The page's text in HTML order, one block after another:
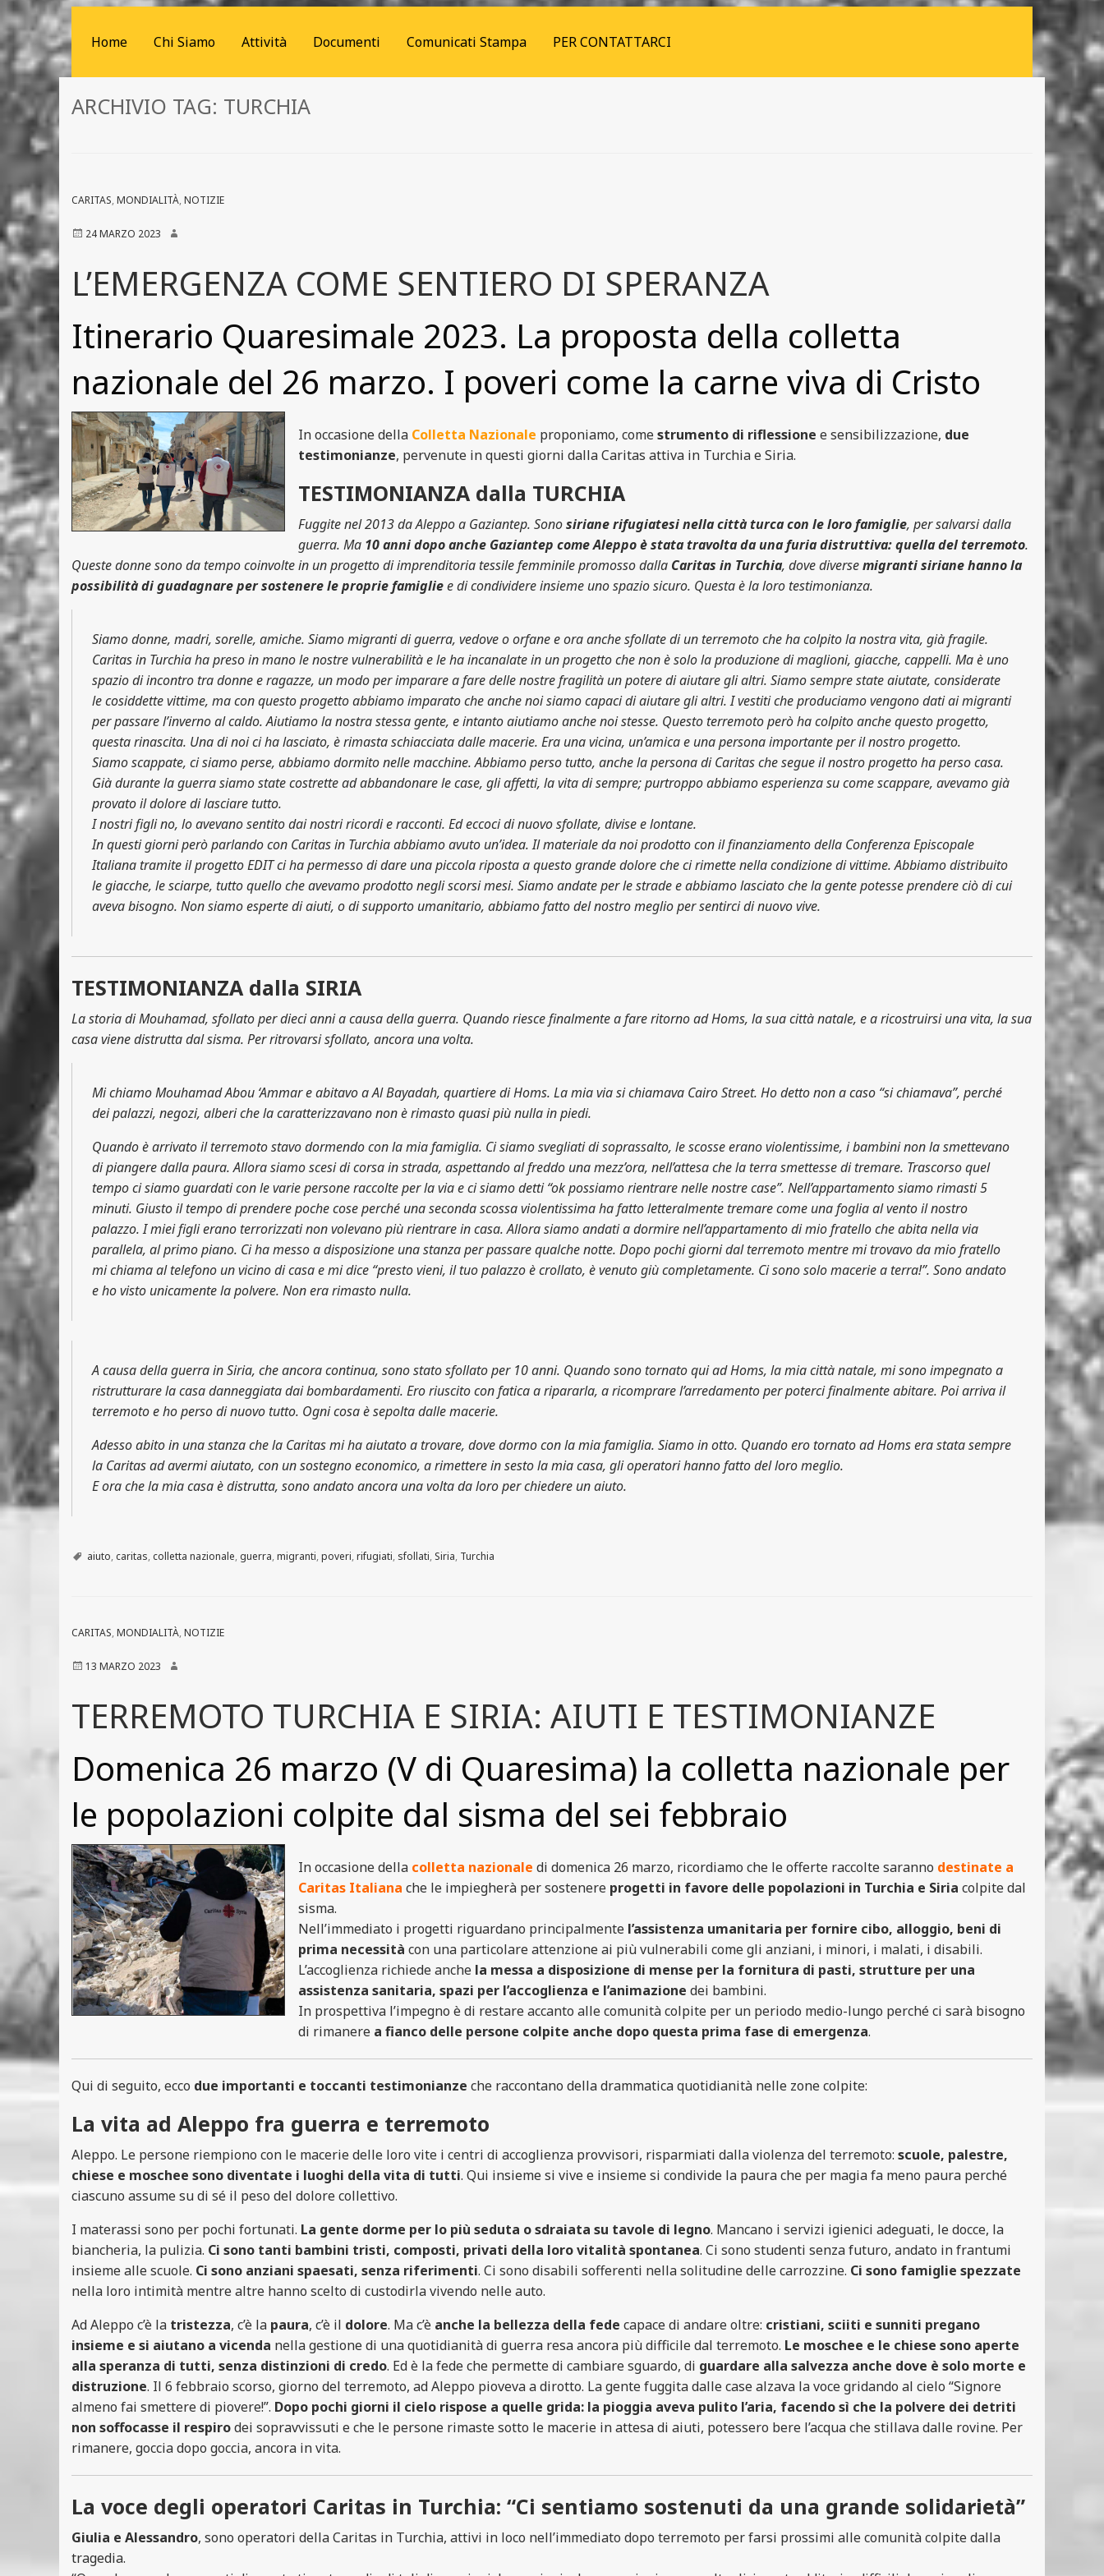
Home Chi Siamo Attività Documenti Comunicati Stampa PER CONTATTARCI
ARCHIVIO TAG: TURCHIA
CARITAS,MONDIALITÀ,NOTIZIE
24 MARZO 2023
L’EMERGENZA COME SENTIERO DI SPERANZA
Itinerario Quaresimale 2023. La proposta della colletta
nazionale del 26 marzo. I poveri come la carne viva di Cristo
In occasione della Colletta Nazionale proponiamo, comestrumento di riflessione e sensibilizzazione, due
testimonianze, pervenute in questi giorni dalla Caritas attiva in Turchia e Siria.
TESTIMONIANZA dalla TURCHIA
Fuggite nel 2013 da Aleppo a Gaziantep. Sonosiriane rifugiatesi nella città turca con le loro famiglie, per salvarsi dalla
guerra. Ma 10 anni dopo anche Gaziantep come Aleppo è stata travolta da una furia distruttiva: quella del terremoto.
Queste donne sono da tempo coinvolte in un progetto di imprenditoria tessile femminile promosso dalla Caritas in Turchia, dove diversemigranti siriane hanno la
possibilità di guadagnare per sostenere le proprie famigliee di condividere insieme uno spazio sicuro. Questa è la loro testimonianza.
Siamo donne, madri, sorelle, amiche. Siamo migranti di guerra, vedove o orfane e ora anche sfollate di un terremoto che ha colpito la nostra vita, già fragile.
Caritas in Turchia ha preso in mano le nostre vulnerabilità e le ha incanalate in un progetto che non è solo la produzione di maglioni, giacche, cappelli. Ma è uno
spazio di incontro tra donne e ragazze, un modo per imparare a fare delle nostre fragilità un potere di aiutare gli altri. Siamo sempre state aiutate, considerate
le cosiddette vittime, ma con questo progetto abbiamo imparato che anche noi siamo capaci di aiutare gli altri. I vestiti che produciamo vengono dati ai migranti
per passare l’inverno al caldo. Aiutiamo la nostra stessa gente, e intanto aiutiamo anche noi stesse. Questo terremoto però ha colpito anche questo progetto,
questa rinascita. Una di noi ci ha lasciato, è rimasta schiacciata dalle macerie. Era una vicina, un’amica e una persona importante per il nostro progetto.
Siamo scappate, ci siamo perse, abbiamo dormito nelle macchine. Abbiamo perso tutto, anche la persona di Caritas che segue il nostro progetto ha perso casa.
Già durante la guerra siamo state costrette ad abbandonare le case, gli affetti, la vita di sempre; purtroppo abbiamo esperienza su come scappare, avevamo già
provato il dolore di lasciare tutto.
I nostri figli no, lo avevano sentito dai nostri ricordi e racconti. Ed eccoci di nuovo sfollate, divise e lontane.
In questi giorni però parlando con Caritas in Turchia abbiamo avuto un’idea. Il materiale da noi prodotto con il finanziamento della Conferenza Episcopale
Italiana tramite il progetto EDIT ci ha permesso di dare una piccola riposta a questo grande dolore che ci rimette nella condizione di vittime. Abbiamo distribuito
le giacche, le sciarpe, tutto quello che avevamo prodotto negli scorsi mesi. Siamo andate per le strade e abbiamo lasciato che la gente potesse prendere ciò di cui
aveva bisogno. Non siamo esperte di aiuti, o di supporto umanitario, abbiamo fatto del nostro meglio per sentirci di nuovo vive.
TESTIMONIANZA dalla SIRIA
La storia di Mouhamad, sfollato per dieci anni a causa della guerra. Quando riesce finalmente a fare ritorno ad Homs, la sua città natale, e a ricostruirsi una vita, la sua
casa viene distrutta dal sisma. Per ritrovarsi sfollato, ancora una volta.
Mi chiamo Mouhamad Abou ‘Ammar e abitavo a Al Bayadah, quartiere di Homs. La mia via si chiamava Cairo Street. Ho detto non a caso “si chiamava”, perché
dei palazzi, negozi, alberi che la caratterizzavano non è rimasto quasi più nulla in piedi.
Quando è arrivato il terremoto stavo dormendo con la mia famiglia. Ci siamo svegliati di soprassalto, le scosse erano violentissime, i bambini non la smettevano
di piangere dalla paura. Allora siamo scesi di corsa in strada, aspettando al freddo una mezz’ora, nell’attesa che la terra smettesse di tremare. Trascorso quel
tempo ci siamo guardati con le varie persone raccolte per la via e ci siamo detti “ok possiamo rientrare nelle nostre case”. Nell’appartamento siamo rimasti 5
minuti. Giusto il tempo di prendere poche cose perché una seconda scossa violentissima ha fatto letteralmente tremare come una foglia al vento il nostro
palazzo. I miei figli erano terrorizzati non volevano più rientrare in casa. Allora siamo andati a dormire nell’appartamento di mio fratello che abita nella via
parallela, al primo piano. Ci ha messo a disposizione una stanza per passare qualche notte. Dopo pochi giorni dal terremoto mentre mi trovavo da mio fratello
mi chiama al telefono un vicino di casa e mi dice “presto vieni, il tuo palazzo è crollato, è venuto giù completamente. Ci sono solo macerie a terra!”. Sono andato
e ho visto unicamente la polvere. Non era rimasto nulla.
A causa della guerra in Siria, che ancora continua, sono stato sfollato per 10 anni. Quando sono tornato qui ad Homs, la mia città natale, mi sono impegnato a
ristrutturare la casa danneggiata dai bombardamenti. Ero riuscito con fatica a ripararla, a ricomprare l’arredamento per poterci finalmente abitare. Poi arriva il
terremoto e ho perso di nuovo tutto. Ogni cosa è sepolta dalle macerie.
Adesso abito in una stanza che la Caritas mi ha aiutato a trovare, dove dormo con la mia famiglia. Siamo in otto. Quando ero tornato ad Homs era stata sempre
la Caritas ad avermi aiutato, con un sostegno economico, a rimettere in sesto la mia casa, gli operatori hanno fatto del loro meglio.
E ora che la mia casa è distrutta, sono andato ancora una volta da loro per chiedere un aiuto.
aiuto,caritas,colletta nazionale, guerra,migranti,poveri,rifugiati, sfollati, Siria, Turchia
CARITAS,MONDIALITÀ,NOTIZIE
13 MARZO 2023
TERREMOTO TURCHIA E SIRIA: AIUTI E TESTIMONIANZE
Domenica 26 marzo (V di Quaresima) la colletta nazionale per
le popolazioni colpite dal sisma del sei febbraio
In occasione della colletta nazionale di domenica 26 marzo, ricordiamo che le offerte raccolte saranno destinate a
Caritas Italiana che le impiegherà per sostenere progetti in favore delle popolazioni in Turchia e Siria colpite dal
sisma.
Nell’immediato i progetti riguardano principalmente l’assistenza umanitaria per fornire cibo, alloggio, beni di
prima necessità con una particolare attenzione ai più vulnerabili come gli anziani, i minori, i malati, i disabili.
L’accoglienza richiede anche la messa a disposizione di mense per la fornitura di pasti, strutture per una
assistenza sanitaria, spazi per l’accoglienza e l’animazione dei bambini.
In prospettiva l’impegno è di restare accanto alle comunità colpite per un periodo medio-lungo perché ci sarà bisogno
di rimanere a fianco delle persone colpite anche dopo questa prima fase di emergenza.
Qui di seguito, ecco due importanti e toccanti testimonianze che raccontano della drammatica quotidianità nelle zone colpite:
La vita ad Aleppo fra guerra e terremoto
Aleppo. Le persone riempiono con le macerie delle loro vite i centri di accoglienza provvisori, risparmiati dalla violenza del terremoto: scuole, palestre,
chiese e moschee sono diventate i luoghi della vita di tutti. Qui insieme si vive e insieme si condivide la paura che per magia fa meno paura perché
ciascuno assume su di sé il peso del dolore collettivo.
I materassi sono per pochi fortunati. La gente dorme per lo più seduta o sdraiata su tavole di legno. Mancano i servizi igienici adeguati, le docce, la
biancheria, la pulizia. Ci sono tanti bambini tristi, composti, privati della loro vitalità spontanea. Ci sono studenti senza futuro, andato in frantumi
insieme alle scuole. Ci sono anziani spaesati, senza riferimenti. Ci sono disabili sofferenti nella solitudine delle carrozzine. Ci sono famiglie spezzate
nella loro intimità mentre altre hanno scelto di custodirla vivendo nelle auto.
Ad Aleppo c’è la tristezza, c’è la paura, c’è il dolore. Ma c’è anche la bellezza della fede capace di andare oltre: cristiani, sciiti e sunniti pregano
insieme e si aiutano a vicenda nella gestione di una quotidianità di guerra resa ancora più difficile dal terremoto. Le moschee e le chiese sono aperte
alla speranza di tutti, senza distinzioni di credo. Ed è la fede che permette di cambiare sguardo, di guardare alla salvezza anche dove è solo morte e
distruzione. Il 6 febbraio scorso, giorno del terremoto, ad Aleppo pioveva a dirotto. La gente fuggita dalle case alzava la voce gridando al cielo “Signore
almeno fai smettere di piovere!”. Dopo pochi giorni il cielo rispose a quelle grida: la pioggia aveva pulito l’aria, facendo sì che la polvere dei detriti
non soffocasse il respirodei sopravvissuti e che le persone rimaste sotto le macerie in attesa di aiuti, potessero bere l’acqua che stillava dalle rovine. Per
rimanere, goccia dopo goccia, ancora in vita.
La voce degli operatori Caritas in Turchia: “Ci sentiamo sostenuti da una grande solidarietà”
Giulia e Alessandro, sono operatori della Caritas in Turchia, attivi in loco nell’immediato dopo terremoto per farsi prossimi alle comunità colpite dalla
tragedia.